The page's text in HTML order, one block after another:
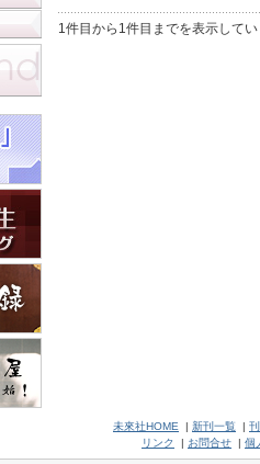
1件目から1件目までを表示して
未來社HOME | 新刊一覧 |
リンク
| お問合せ | 個